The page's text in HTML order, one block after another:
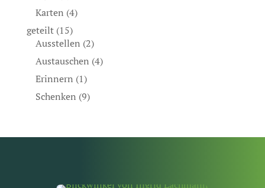
Karten (4)
geteilt(15)
Ausstellen (2)
Austauschen (4)
Erinnern (1)
Schenken (9)